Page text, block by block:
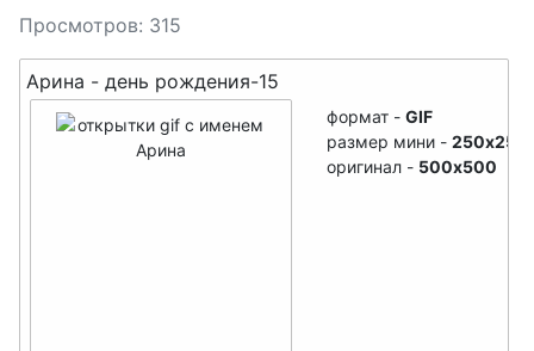
Ахмед- ДР
имя с буквы - Б
Бенедикт- ДР
Амелия- ДР
Ангелина- ДР
Анжела- ДР
Просмотров: 315
Арина - день рождения-15
формат - GIF
размер мини - 250x250
оригинал - 500x500